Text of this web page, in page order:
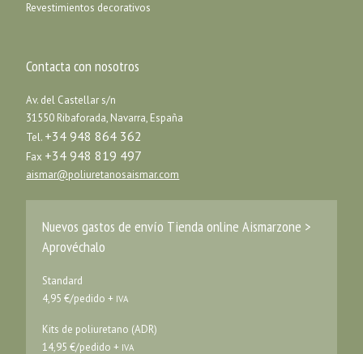
Revestimientos decorativos
Contacta con nosotros
Av. del Castellar s/n
31550 Ribaforada, Navarra, España
Tel. +34 948 864 362
Fax +34 948 819 497
aismar@poliuretanosaismar.com
Nuevos gastos de envío Tienda online Aismarzone >
Aprovéchalo
Standard
4,95 €/pedido + IVA
Kits de poliuretano (ADR)
14,95 €/pedido + IVA